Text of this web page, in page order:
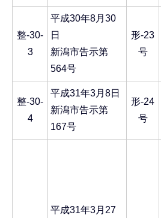
整-30-
3
平成30年8月30
日
新潟市告示第
564号
形-23
号
整-30-
4
平成31年3月8日
新潟市告示第
167号
形-24
号
平成31年3月27